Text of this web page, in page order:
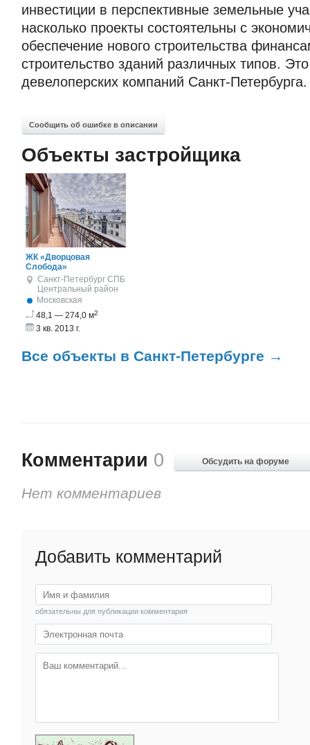
инвестиции в перспективные земельные
насколько проекты состоятельны с
обеспечение нового строительства
строительство зданий различных типов.
девелоперских компаний Санкт-Петербурга.
Сообщить об ошибке в описании
Объекты застройщика
ЖК «Дворцовая
Слобода»
Санкт-Петербург СПБ
Центральный район
Московская
48,1 — 274,0 м2
3 кв. 2013 г.
Все объекты в Санкт-Петербурге →
Обсудить на форуме
Комментарии 0
Нет комментариев
Добавить комментарий
обязательны для публикации комментария